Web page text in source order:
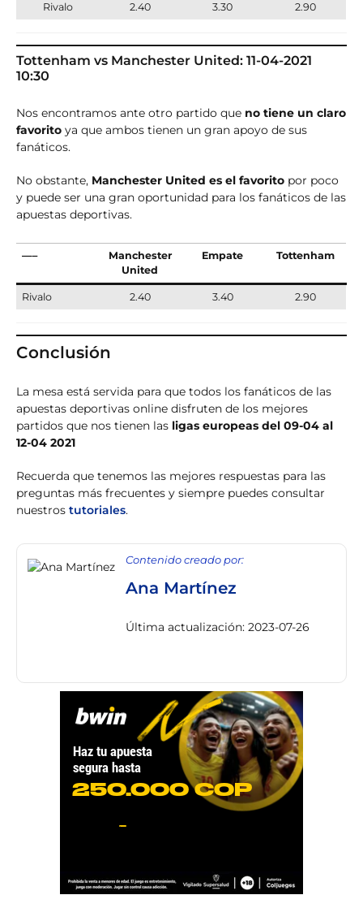
Rivalo 2.40 3.30 2.90
Tottenham vs Manchester United: 11-04-2021
10:30
Nos encontramos ante otro partido que no tiene un claro
favorito ya que ambos tienen un gran apoyo de sus
fanáticos.
No obstante, Manchester United es el favorito por poco
y puede ser una gran oportunidad para los fanáticos de las
apuestas deportivas.
—–
Manchester
United
Empate Tottenham
Rivalo 2.40 3.40 2.90
Conclusión
La mesa está servida para que todos los fanáticos de las
apuestas deportivas online disfruten de los mejores
partidos que nos tienen las ligas europeas del 09-04 al
12-04 2021
Recuerda que tenemos las mejores respuestas para las
preguntas más frecuentes y siempre puedes consultar
nuestros tutoriales.
Contenido creado por:
Ana Martínez
Última actualización: 2023-07-26